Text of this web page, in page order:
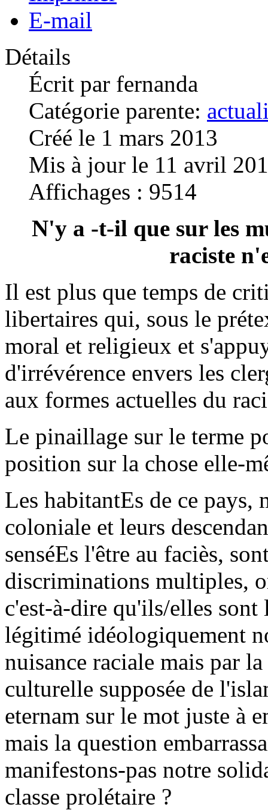
E-mail
Détails
Écrit par fernanda
Catégorie parente:
Créé le 1 mars 2013
Mis à jour le 11 avril
Affichages : 9514
N'y a -t-il que sur les
raciste
Il est plus que temps de
libertaires qui, sous le
moral et religieux et
d'irrévérence envers les
aux formes actuelles du
Le pinaillage sur le terme
position sur la chose elle-
Les habitantEs de ce
coloniale et leurs
senséEs l'être au faciès,
discriminations multiples,
c'est-à-dire qu'ils/elles
légitimé idéologiquement
nuisance raciale mais par
culturelle supposée de
eternam sur le mot juste à
mais la question
manifestons-pas notre
classe prolétaire ?